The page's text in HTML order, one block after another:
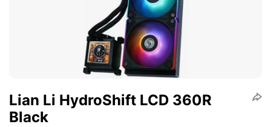
Lian Li HydroShift LCD 360R
Black